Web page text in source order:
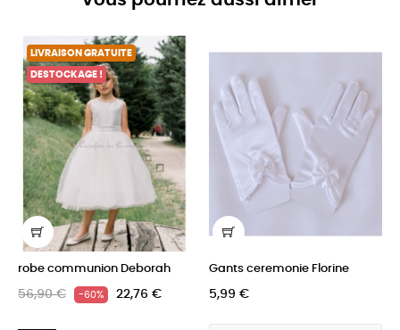
LIVRAISON GRATUITE
DESTOCKAGE !
robe communion Deborah
56,90 € -60% 22,76 €
Gants ceremonie Florine
5,99 €